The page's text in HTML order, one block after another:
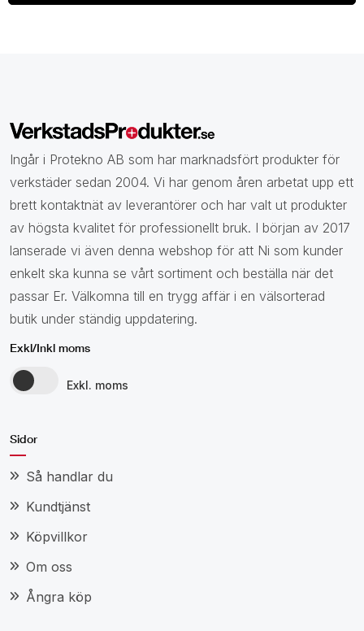
Ingår i Protekno AB som har marknadsfört produkter för
verkstäder sedan 2004. Vi har genom åren arbetat upp ett
brett kontaktnät av leverantörer och har valt ut produkter
av högsta kvalitet för professionellt bruk. I början av 2017
lanserade vi även denna webshop för att Ni som kunder
enkelt ska kunna se vårt sortiment och beställa när det
passar Er. Välkomna till en trygg affär i en välsorterad
butik under ständig uppdatering.
Exkl/Inkl moms
Exkl. moms
Sidor
Så handlar du
Kundtjänst
Köpvillkor
Om oss
Ångra köp